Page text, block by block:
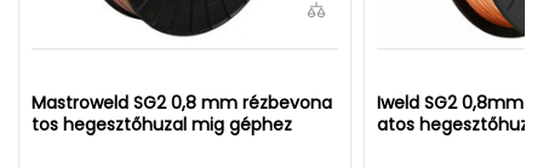
Mastroweld SG2 0,8 mm rézbevona
tos hegesztőhuzal mig géphez
Iweld SG2 0,8mm
atos